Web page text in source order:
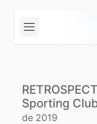
Sporting
de 2019